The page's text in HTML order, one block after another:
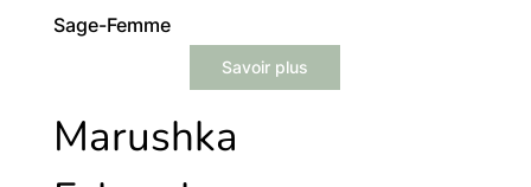
Sage-Femme
Savoir plus
Marushka